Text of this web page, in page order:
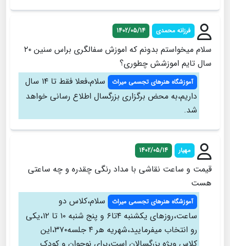
فرزانه محمدی 1402/05/14
سلام میخواستم بدونم که اموزش سفالگری براس سنین ۲۰
سال تایم اموزشش چطوری؟
آموزشگاه هنرهای تجسمی میراث
سلام،فعلا فقط تا ۱۴ سال
داریم،به محض برگزاری بزرگسال اطلاع رسانی خواهد
شد.
مهیار 1402/05/14
قیمت و ساعت نقاشی با مداد رنگی چقدره و چه ساعتی
هست
آموزشگاه هنرهای تجسمی میراث
سلام،کلاس دو
ساعت،روزهای یکشنبه ۴تا۶ و پنج شنبه ۱۰ تا ۱۲،یکی
رو انتخاب میفرمایید،شهریه هر ۴ جلسه۳۷۰،این